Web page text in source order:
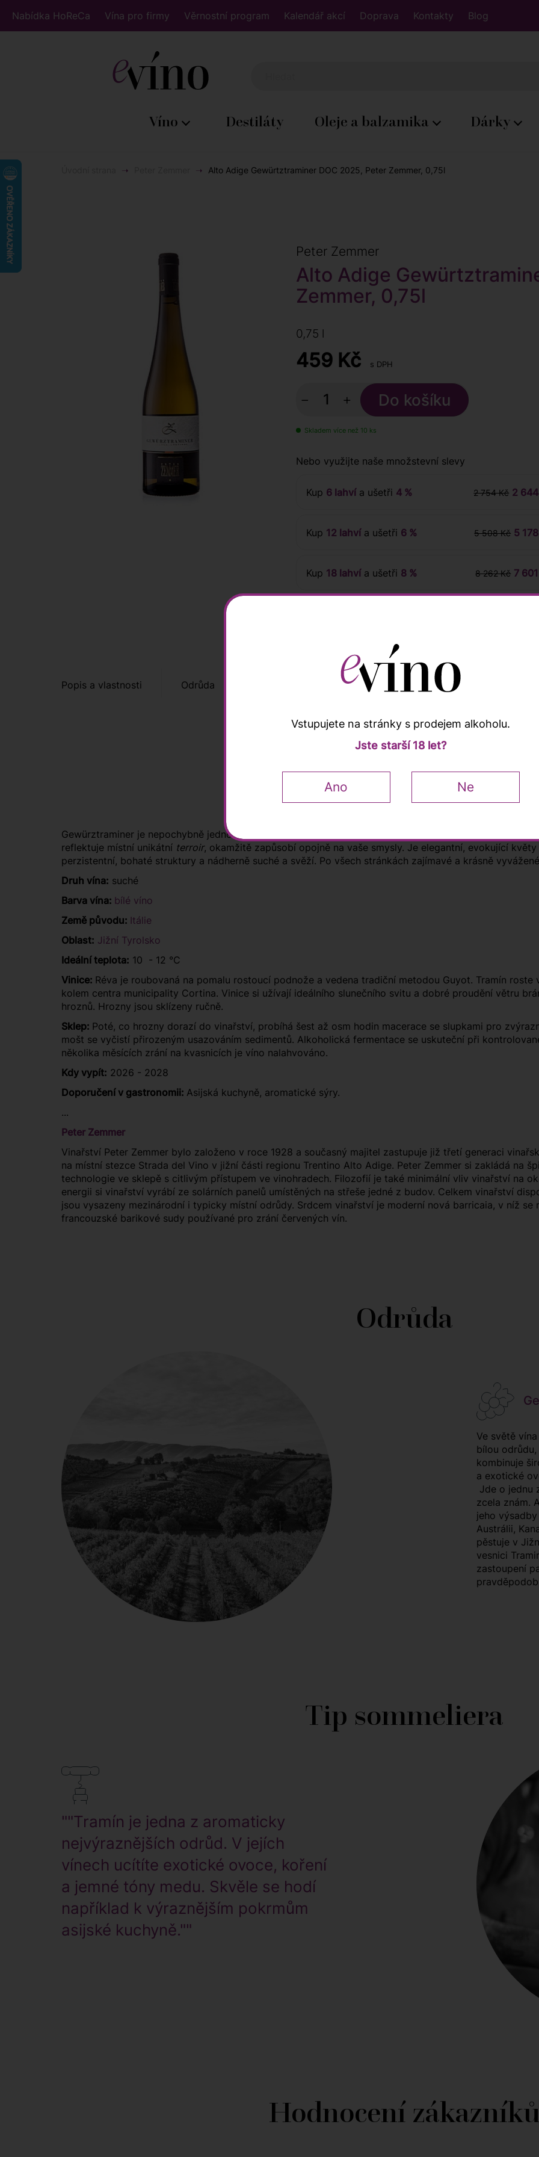
Nabídka HoReCa Vína pro firmy Věrnostní program Kalendář akcí Doprava Kontakty Blog
Víno Destiláty Oleje a balzamika Dárky
Alto Adige Gewürtztraminer DOC 2025, Peter Zemmer, 0,75l
Peter Zemmer
Alto Adige
Zemmer, 0,75l
0,75 l
459 Kč s DPH
− +
Skladem více než 10 ks
Nebo využijte naše množstevní slevy
Kup 6 lahvía ušetři 4 % 2 754 Kč 2
Kup 12 lahvía ušetři 6 % 5 508 Kč 5
Kup 18 lahvía ušetři 8 % 8 262 Kč 7
Popis a vlastnosti Odrůda Hodnocení zákazníků
Popis a vlastnosti
Gewürztraminer je nepochybně jedno z nejtypičtějších bílých vín z Jižního Tyrolska. Víno má sytě
reflektuje místní unikátní terroir, okamžitě zapůsobí opojně na vaše smysly. Je elegantní, evokující
perzistentní, bohaté struktury a nádherně suché a svěží. Po všech stránkách zajímavé a krásně
Druh vína: suché
Barva vína: bílé víno
Země původu: Itálie
Oblast: Jižní Tyrolsko
Ideální teplota: 10 - 12 °C
Vinice: Réva je roubovaná na pomalu rostoucí podnože a vedena tradiční metodou Guyot. Tramín
kolem centra municipality Cortina. Vinice si užívají ideálního slunečního svitu a dobré proudění větru
hroznů. Hrozny jsou sklízeny ručně.
Sklep: Poté, co hrozny dorazí do vinařství, probíhá šest až osm hodin macerace se slupkami pro
mošt se vyčistí přirozeným usazováním sedimentů. Alkoholická fermentace se uskuteční při
několika měsících zrání na kvasnicích je víno nalahvováno.
Kdy vypít: 2026 - 2028
Doporučení v gastronomii: Asijská kuchyně, aromatické sýry.
...
Peter Zemmer
Vinařství Peter Zemmer bylo založeno v roce 1928 a současný majitel zastupuje již třetí generaci
na místní stezce Strada del Vino v jižní části regionu Trentino Alto Adige. Peter Zemmer si zakládá na
technologie ve sklepě s citlivým přístupem ve vinohradech. Filozofií je také minimální vliv vinařství na
energii si vinařství vyrábí ze solárních panelů umístěných na střeše jedné z budov. Celkem vinařství
jsou vysazeny mezinárodní i typicky místní odrůdy. Srdcem vinařství je moderní nová barricaia, v níž
francouzské barikové sudy používané pro zrání červených vín.
Odrůda
Ve světě
bílou
kombinuje
a exotické
Jde o jednu
zcela znám.
jeho
Austrálii,
pěstuje v
vesnici
zastoupení
Tip sommeliera
""Tramín je jedna z aromaticky
nejvýraznějších odrůd. V jejích
vínech ucítíte exotické ovoce, koření
a jemné tóny medu. Skvěle se hodí
například k výraznějším pokrmům
asijské kuchyně.""
Hodnocení
Vstupujete na stránky s prodejem alkoholu.
Jste starší 18 let?
Ano Ne